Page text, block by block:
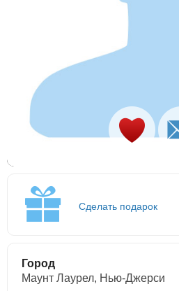
Сделать подарок
Город
Маунт Лаурел, Нью-Джерси